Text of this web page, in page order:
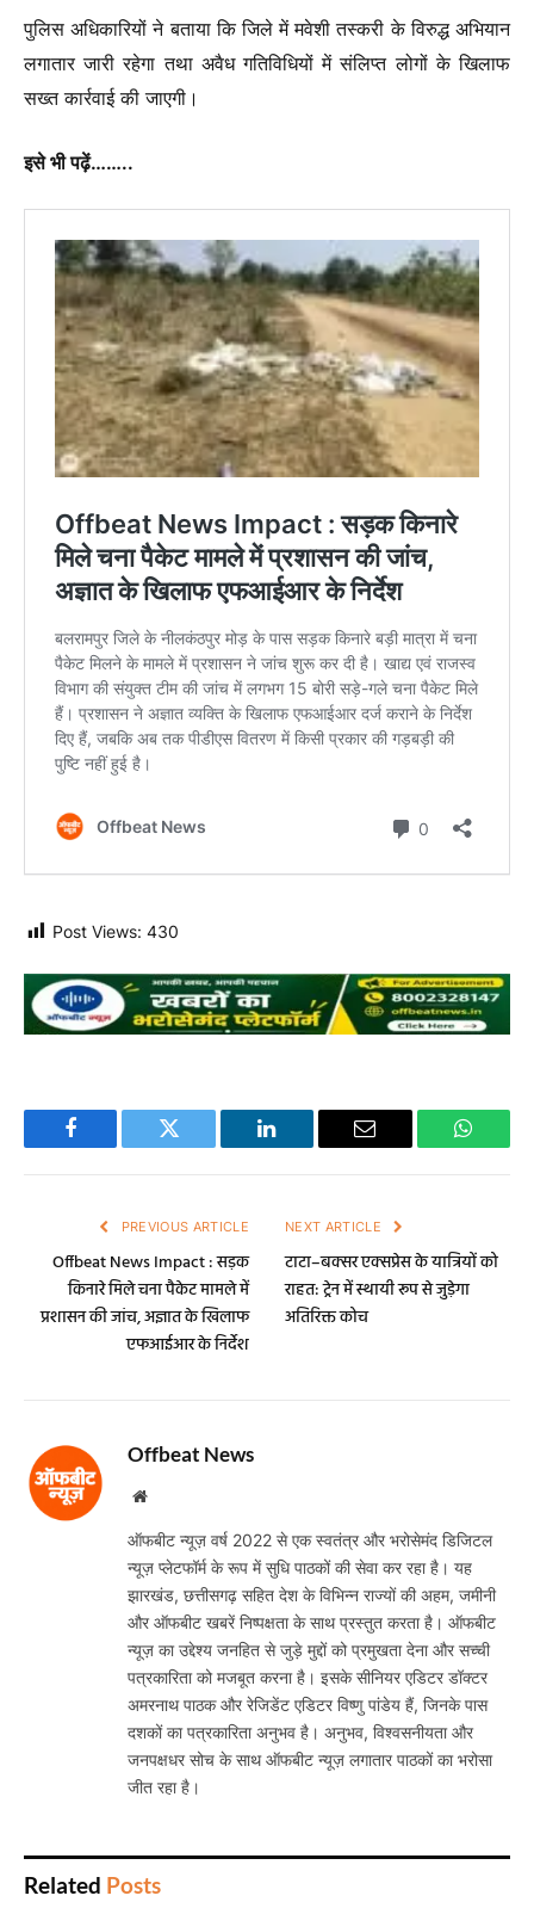
पुलिस अधिकारियों ने बताया कि जिले में मवेशी तस्करी के विरुद्ध अभियान
लगातार जारी रहेगा तथा अवैध गतिविधियों में संलिप्त लोगों के खिलाफ
सख्त कार्रवाई की जाएगी।
इसे भी पढ़ें……..
Post Views: 430
Facebook Twitter LinkedIn Email
PREVIOUS ARTICLE
Offbeat News Impact : सड़क
किनारे मिले चना पैकेट मामले में
प्रशासन की जांच, अज्ञात के खिलाफ
एफआईआर के निर्देश
NEXT ARTICLE
टाटा–बक्सर एक्सप्रेस के यात्रियों को
राहत: ट्रेन में स्थायी रूप से जुड़ेगा
अतिरिक्त कोच
Offbeat News
Website
ऑफबीट न्यूज़ वर्ष 2022 से एक स्वतंत्र और भरोसेमंद डिजिटल
न्यूज़ प्लेटफॉर्म के रूप में सुधि पाठकों की सेवा कर रहा है। यह
झारखंड, छत्तीसगढ़ सहित देश के विभिन्न राज्यों की अहम, जमीनी
और ऑफबीट खबरें निष्पक्षता के साथ प्रस्तुत करता है। ऑफबीट
न्यूज़ का उद्देश्य जनहित से जुड़े मुद्दों को प्रमुखता देना और सच्ची
पत्रकारिता को मजबूत करना है। इसके सीनियर एडिटर डॉक्टर
अमरनाथ पाठक और रेजिडेंट एडिटर विष्णु पांडेय हैं, जिनके पास
दशकों का पत्रकारिता अनुभव है। अनुभव, विश्वसनीयता और
जनपक्षधर सोच के साथ ऑफबीट न्यूज़ लगातार पाठकों का भरोसा
जीत रहा है।
Related Posts